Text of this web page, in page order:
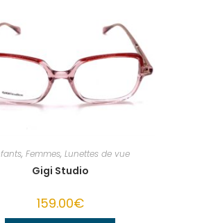
, Femmes, Lunettes de vue
Gigi Studio
159.00€